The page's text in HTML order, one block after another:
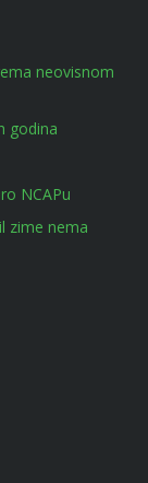
neovisnom
godina
NCAPu
zime nema